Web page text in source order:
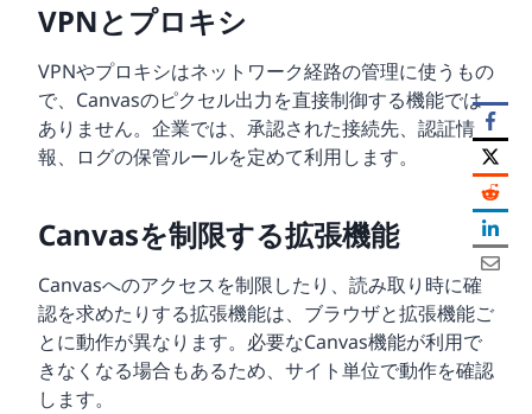
VPNとプロキシ
VPNやプロキシはネットワーク経路の管理に使うもの
で、Canvasのピクセル出力を直接制御する機能では
ありません。企業では、承認された接続先、認証情
報、ログの保管ルールを定めて利用します。
Canvasを制限する拡張機能
Canvasへのアクセスを制限したり、読み取り時に確
認を求めたりする拡張機能は、ブラウザと拡張機能ご
とに動作が異なります。必要なCanvas機能が利用で
きなくなる場合もあるため、サイト単位で動作を確認
します。